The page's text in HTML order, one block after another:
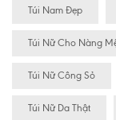
Túi Nam Đẹp
Túi Nữ Cho Nàng
Túi Nữ Công Sỏ
Túi Nữ Da Thật